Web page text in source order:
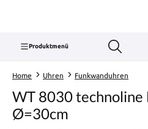
Produktmenü
Home Uhren Funkwanduhren
WT 8030 technoline
Ø=30cm